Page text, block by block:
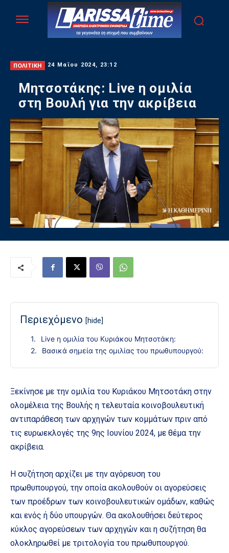
ΠΟΛΙΤΙΚΗ 24 Μαΐου 2024, 23:12
Μητσοτάκης: Live η ομιλία
στη Βουλή για την ακρίβεια
Περιεχόμενο [hide]
Live η ομιλία του Κυριάκου Μητσοτάκη:
Βασικά σημεία της ομιλίας του πρωθυπουργού:
Ξεκίνησε με την ομιλία του Κυριάκου Μητσοτάκη στην
ολομέλεια της Βουλής η τελευταία κοινοβουλευτική
αντιπαράθεση των αρχηγών των κομμάτων πριν από
τις ευρωεκλογές της 9ης Ιουνίου 2024, με θέμα την
ακρίβεια.
Η συζήτηση αρχίζει με την αγόρευση του
πρωθυπουργού, την οποία ακολουθούν oι αγορεύσεις
των προέδρων των κοινοβουλευτικών ομάδων, καθώς
και ενός ή δύο υπουργών. Θα ακολουθήσει δεύτερος
κύκλος αγορεύσεων των αρχηγών και η συζήτηση θα
ολοκληρωθεί με τριτολογία του πρωθυπουργού.